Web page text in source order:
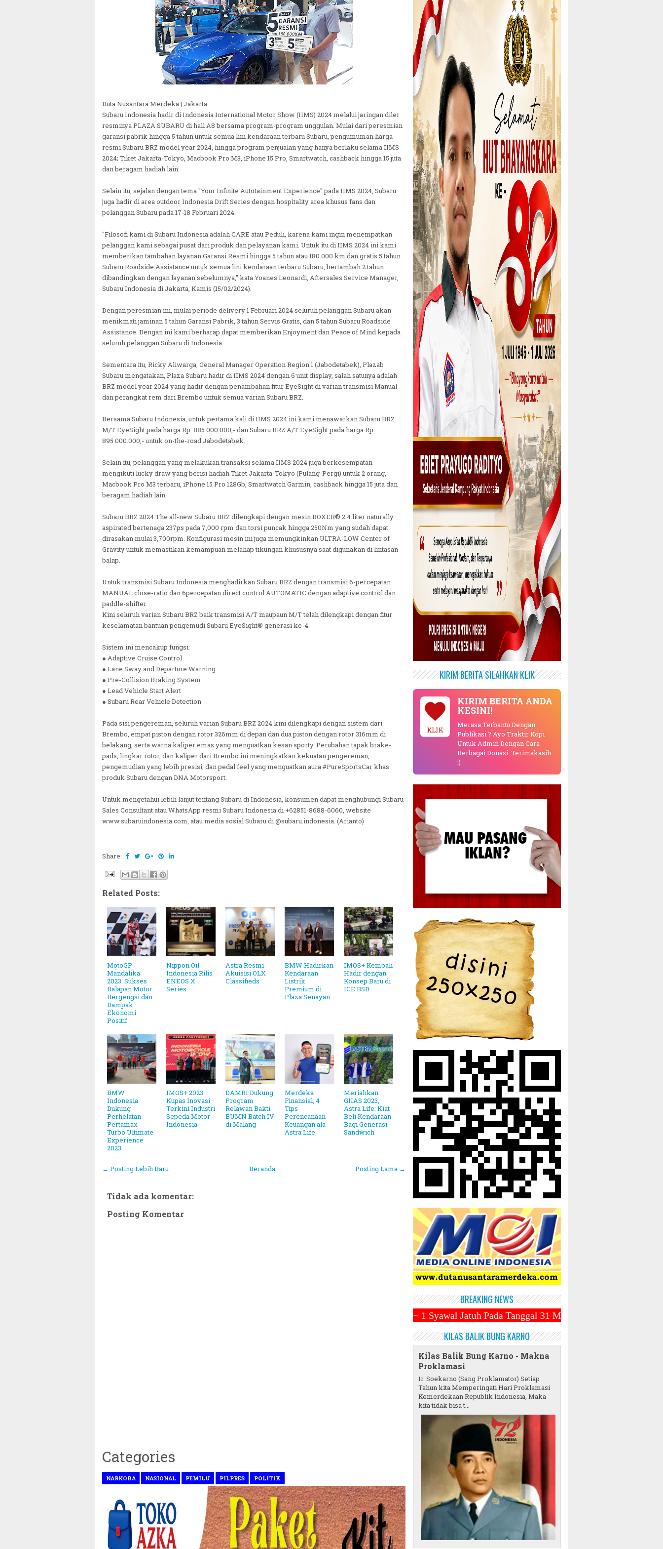
Duta Nusantara Merdeka | Jakarta
Subaru Indonesia hadir di Indonesia International Motor Show (IIMS) 2024 melalui jaringan diler
resminya PLAZA SUBARU di hall A8 bersama program-program unggulan. Mulai dari peresmian
garansi pabrik hingga 5 tahun untuk semua lini kendaraan terbaru Subaru, pengumuman harga
resmi Subaru BRZ model year 2024, hingga program penjualan yang hanya berlaku selama IIMS
2024; Tiket Jakarta-Tokyo, Macbook Pro M3, iPhone 15 Pro, Smartwatch, cashback hingga 15 juta
dan beragam hadiah lain.
Selain itu, sejalan dengan tema "Your Infinite Autotainment Experience" pada IIMS 2024, Subaru
juga hadir di area outdoor Indonesia Drift Series dengan hospitality area khusus fans dan
pelanggan Subaru pada 17-18 Februari 2024.
"Filosofi kami di Subaru Indonesia adalah CARE atau Peduli, karena kami ingin menempatkan
pelanggan kami sebagai pusat dari produk dan pelayanan kami. Untuk itu di IIMS 2024 ini kami
memberikan tambahan layanan Garansi Resmi hingga 5 tahun atau 180.000 km dan gratis 5 tahun
Subaru Roadside Assistance untuk semua lini kendaraan terbaru Subaru, bertambah 2 tahun
dibandingkan dengan layanan sebelumnya," kata Yoanes Leonardi, Aftersales Service Manager,
Subaru Indonesia di Jakarta, Kamis (15/02/2024).
Dengan peresmian ini, mulai periode delivery 1 Februari 2024 seluruh pelanggan Subaru akan
menikmati jaminan 5 tahun Garansi Pabrik, 3 tahun Servis Gratis, dan 5 tahun Subaru Roadside
Assistance. Dengan ini kami berharap dapat memberikan Enjoyment dan Peace of Mind kepada
seluruh pelanggan Subaru di Indonesia.
Sementara itu, Ricky Aliwarga, General Manager Operation Region 1 (Jabodetabek), Plazab
Subaru mengatakan, Plaza Subaru hadir di IIMS 2024 dengan 6 unit display, salah satunya adalah
BRZ model year 2024 yang hadir dengan penambahan fitur EyeSight di varian transmisi Manual
dan perangkat rem dari Brembo untuk semua varian Subaru BRZ.
Bersama Subaru Indonesia, untuk pertama kali di IIMS 2024 ini kami menawarkan Subaru BRZ
M/T EyeSight pada harga Rp. 885.000.000,- dan Subaru BRZ A/T EyeSight pada harga Rp.
895.000.000,- untuk on-the-road Jabodetabek.
Selain itu, pelanggan yang melakukan transaksi selama IIMS 2024 juga berkesempatan
mengikuti lucky draw yang berisi hadiah Tiket Jakarta-Tokyo (Pulang-Pergi) untuk 2 orang,
Macbook Pro M3 terbaru, iPhone 15 Pro 128Gb, Smartwatch Garmin, cashback hingga 15 juta dan
beragam hadiah lain.
Subaru BRZ 2024 The all-new Subaru BRZ dilengkapi dengan mesin BOXER® 2.4 liter naturally
aspirated bertenaga 237ps pada 7,000 rpm dan torsi puncak hingga 250Nm yang sudah dapat
dirasakan mulai 3,700rpm. Konfigurasi mesin ini juga memungkinkan ULTRA-LOW Center of
Gravity untuk memastikan kemampuan melahap tikungan khususnya saat digunakan di lintasan
balap.
Untuk transmisi Subaru Indonesia menghadirkan Subaru BRZ dengan transmisi 6-percepatan
MANUAL close-ratio dan 6percepatan direct control AUTOMATIC dengan adaptive control dan
paddle-shifter.
Kini seluruh varian Subaru BRZ baik transmisi A/T maupaun M/T telah dilengkapi dengan fitur
keselamatan bantuan pengemudi Subaru EyeSight® generasi ke-4.
Sistem ini mencakup fungsi:
● Adaptive Cruise Control
● Lane Sway and Departure Warning
● Pre-Collision Braking System
● Lead Vehicle Start Alert
● Subaru Rear Vehicle Detection
Pada sisi pengereman, seluruh varian Subaru BRZ 2024 kini dilengkapi dengan sistem dari
Brembo, empat piston dengan rotor 326mm di depan dan dua piston dengan rotor 316mm di
belakang, serta warna kaliper emas yang menguatkan kesan sporty. Perubahan tapak brake-
pads, lingkar rotor, dan kaliper dari Brembo ini meningkatkan kekuatan pengereman,
pengemudian yang lebih presisi, dan pedal feel yang menguatkan aura #PureSportsCar khas
produk Subaru dengan DNA Motorsport.
Untuk mengetahui lebih lanjut tentang Subaru di Indonesia, konsumen dapat menghubungi Subaru
Sales Consultant atau WhatsApp resmi Subaru Indonesia di +62851-8688-6060, website
www.subaruindonesia.com, atau media sosial Subaru di @subaru.indonesia. (Arianto)
Share:
Related Posts:
MotoGP
Mandalika
2023: Sukses
Balapan Motor
Bergengsi dan
Dampak
Ekonomi
Positif
Nippon Oil
Indonesia Rilis
ENEOS X
Series
Astra Resmi
Akuisisi OLX
Classifieds
BMW Hadirkan
Kendaraan
Listrik
Premium di
Plaza Senayan
IMOS+ Kembali
Hadir dengan
Konsep Baru di
ICE BSD
BMW
Indonesia
Dukung
Perhelatan
Pertamax
Turbo Ultimate
Experience
2023
IMOS+ 2023:
Kupas Inovasi
Terkini Industri
Sepeda Motor
Indonesia
DAMRI Dukung
Program
Relawan Bakti
BUMN Batch IV
di Malang
Merdeka
Finansial, 4
Tips
Perencanaan
Keuangan ala
Astra Life
Meriahkan
GIIAS 2023,
Astra Life: Kiat
Beli Kendaraan
Bagi Generasi
Sandwich
← Posting Lebih Baru Posting Lama →
Beranda
Tidak ada komentar:
Posting Komentar
Categories
NARKOBA NASIONAL PEMILU PILPRES POLITIK
KIRIM BERITA SILAHKAN KLIK
KLIK
KIRIM BERITA ANDA
KESINI!
Merasa Terbantu Dengan
Publikasi ? Ayo Traktir Kopi
Untuk Admin Dengan Cara
Berbagai Donasi. Terimakasih
:)
BREAKING NEWS
Tetapkan 1 Ramadhan 1446 Hijriah Jatuh Pada Hari Sabtu 1 Maret 2025 ~||~ 1 Syawal Jatuh Pada Tanggal 31 Maret 2025 ~||~ Muhammadiyah
KILAS BALIK BUNG KARNO
Kilas Balik Bung Karno - Makna
Proklamasi
Ir. Soekarno (Sang Proklamator) Setiap
Tahun kita Memperingati Hari Proklamasi
Kemerdekaan Republik Indonesia, Maka
kita tidak bisa t...